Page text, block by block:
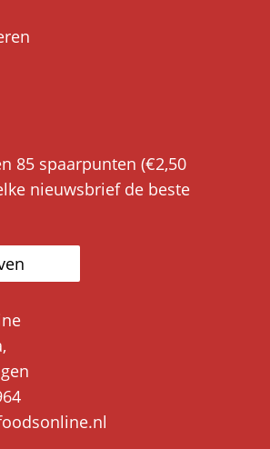
85 spaarpunten (€2,50
nieuwsbrief de beste